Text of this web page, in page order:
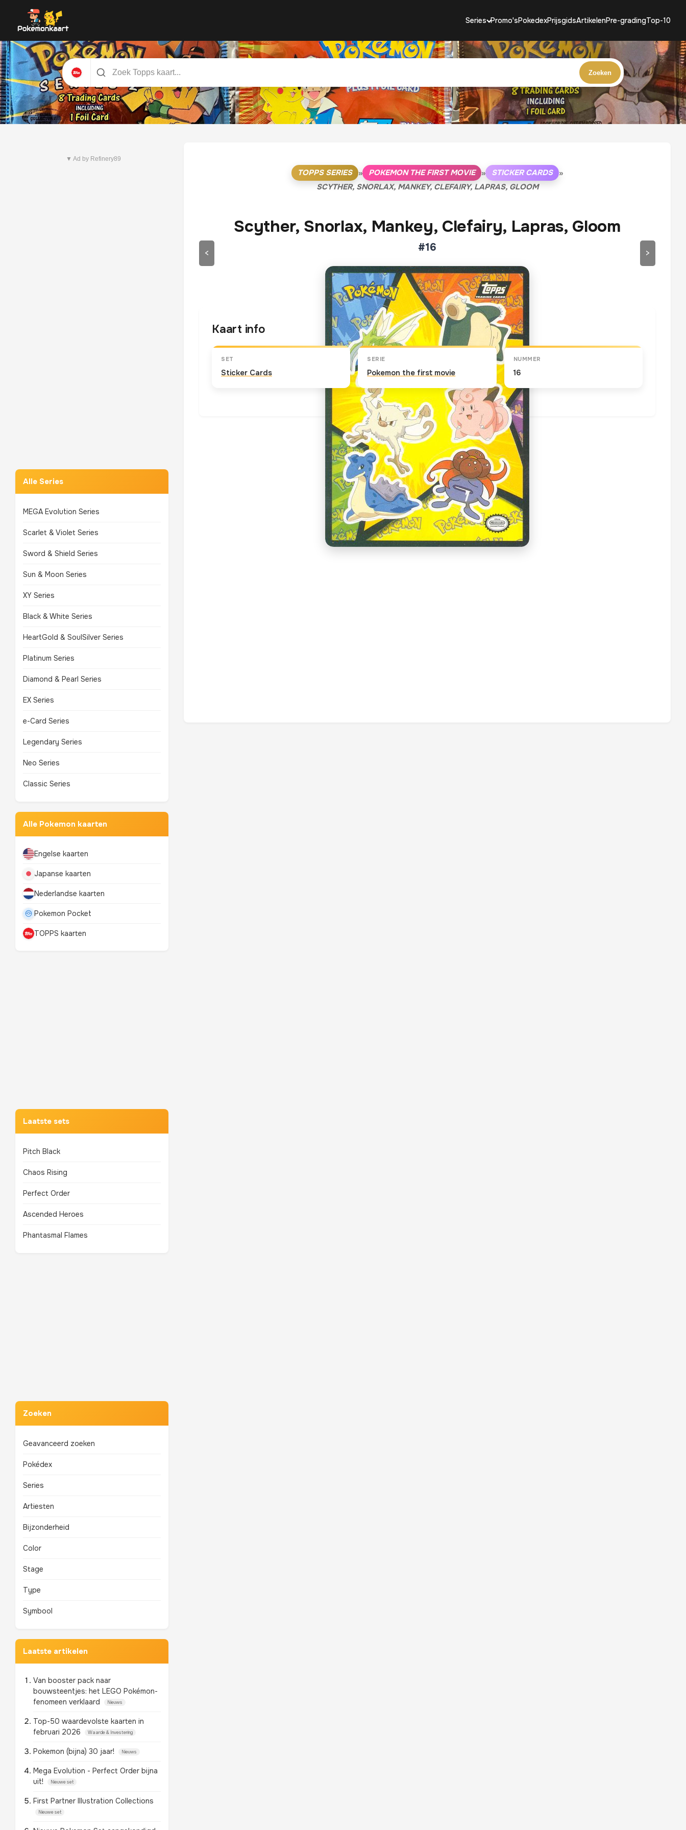
Series Promo'sPokedexPrijsgidsArtikelenPre-gradingTop-10
Zoeken
Pitch Black
▼ Ad by Refinery89
Alle Series
MEGA Evolution Series
Scarlet & Violet Series
Sword & Shield Series
Sun & Moon Series
XY Series
Black & White Series
HeartGold & SoulSilver Series
Platinum Series
Diamond & Pearl Series
EX Series
e-Card Series
Legendary Series
Neo Series
Classic Series
Alle Pokemon kaarten
Engelse kaarten
Japanse kaarten
Nederlandse kaarten
Pokemon Pocket
TOPPS kaarten
TOP 10 POKEMON
Laatste sets
Pitch Black
Chaos Rising
Perfect Order
Ascended Heroes
Phantasmal Flames
Zoeken
Geavanceerd zoeken
Pokédex
Series
Artiesten
Bijzonderheid
Color
Stage
Type
Symbool
Laatste artikelen
Van booster pack naar
bouwsteentjes: het LEGO Pokémon-
fenomeen verklaard
Nieuws
Top-50 waardevolste kaarten in
februari 2026
Waarde & Investering
Pokemon (bijna) 30 jaar! Nieuws
Mega Evolution - Perfect Order bijna
uit!
Nieuwe set
First Partner Illustration Collections
Nieuwe set
TOPPS SERIES » POKEMON THE FIRST MOVIE » STICKER CARDS
»
SCYTHER, SNORLAX, MANKEY, CLEFAIRY, LAPRAS, GLOOM
Scyther, Snorlax, Mankey, Clefairy, Lapras, Gloom
#16
<
Klik op de kaart om om te draaien
>
Kaart info
SET
Sticker Cards
SERIE
Pokemon the first movie
NUMMER
16